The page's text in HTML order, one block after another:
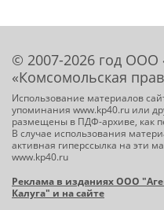
© 2007-2026 год ООО
«Комсомольская
Использование материалов
упоминания www.kp40.ru или
размещены в ПДФ-архиве, как
В случае использования
активная гиперссылка на эти
www.kp40.ru
Реклама в изданиях ООО
Калуга" и на сайте